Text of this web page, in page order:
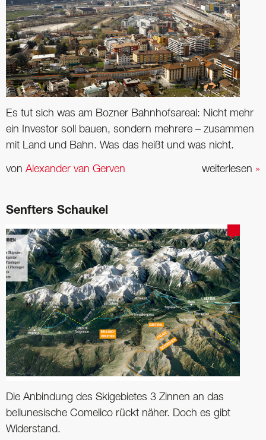
Es tut sich was am Bozner Bahnhofsareal: Nicht mehr
ein In­vestor soll bauen, sondern mehrere – zusammen
mit Land und Bahn. Was das heißt und was nicht.
weiterlesen »
von Alexander van Gerven
Senfters Schaukel
Die Anbindung des Skigebietes 3 Zinnen an das
bellunesische Comelico rückt näher. Doch es gibt
Widerstand.